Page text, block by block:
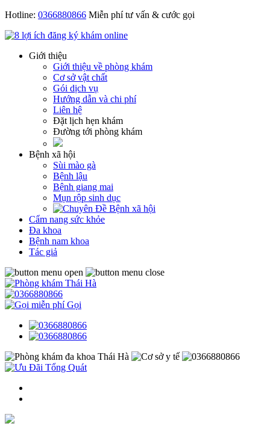
Hotline: 0366880866 Miễn phí tư vấn & cước gọi
Giới thiệu
Giới thiệu về phòng khám
Cơ sở vật chất
Gói dịch vụ
Hướng dẫn và chi phí
Liên hệ
Đặt lịch hẹn khám
Đường tới phòng khám
Bệnh xã hội
Sùi mào gà
Bệnh lậu
Bệnh giang mai
Mụn rộp sinh dục
Cẩm nang sức khỏe
Đa khoa
Bệnh nam khoa
Tác giả
Gọi